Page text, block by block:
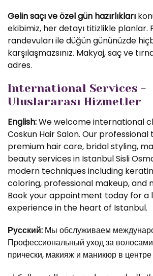
Gelin saçı ve özel gün hazırlıkları
ekibimiz, her detayı titizlikle planlar.
randevuları ile düğün gününüzde
karşılaşmazsınız. Makyaj, saç ve
adres.
International Services -
Uluslararası Hizmetler
English:We welcome international
Coskun Hair Salon. Our
premium hair care, bridal styling,
beauty services in Istanbul Sisli
modern techniques including
coloring, professional makeup, and
Book your appointment today for a
experience in the heart of Istanbul.
Русский: Мы обслуживаем
Профессиональный уход за
прически, макияж и маникюр в